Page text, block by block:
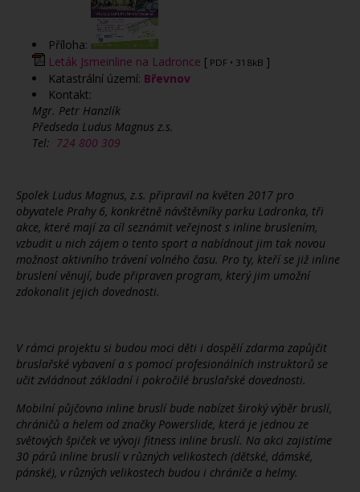
Příloha:
Leták Jsmeinline na Ladronce [ PDF • 318kB ]
Katastrální území: Břevnov
Kontakt:
Mgr. Petr Hanzlík
Předseda Ludus Magnus z.s.
Tel: 724 800 309
Spolek Ludus Magnus, z.s. připravil na květen 2017 pro
obyvatele Prahy 6, konkrétně návštěvníky parku Ladronka, tři
akce, které mají za cíl seznámit veřejnost s inline bruslením,
vzbudit u nich zájem o tento sport a nabídnout jim tak novou
možnost aktivního trávení volného času. Pro ty, kteří se již inline
bruslení věnují, bude připraven program, který jim umožní
zdokonalit jejich dovednosti.
V rámci projektu si budou moci děti i dospělí zdarma zapůjčit
bruslařské vybavení a s pomocí profesionálních instruktorů se
učit zvládnout základní i pokročilé bruslařské dovednosti.
Mobilní půjčovna inline bruslí bude nabízet široký výběr bruslí,
chráničů a helem od značky Powerslide, která je jednou ze
světových špiček ve vývoji fitness inline bruslí. Na akci zajistíme
30 párů inline bruslí v různých velikostech (dětské, dámské,
pánské), v různých velikostech budou i chrániče a helmy.